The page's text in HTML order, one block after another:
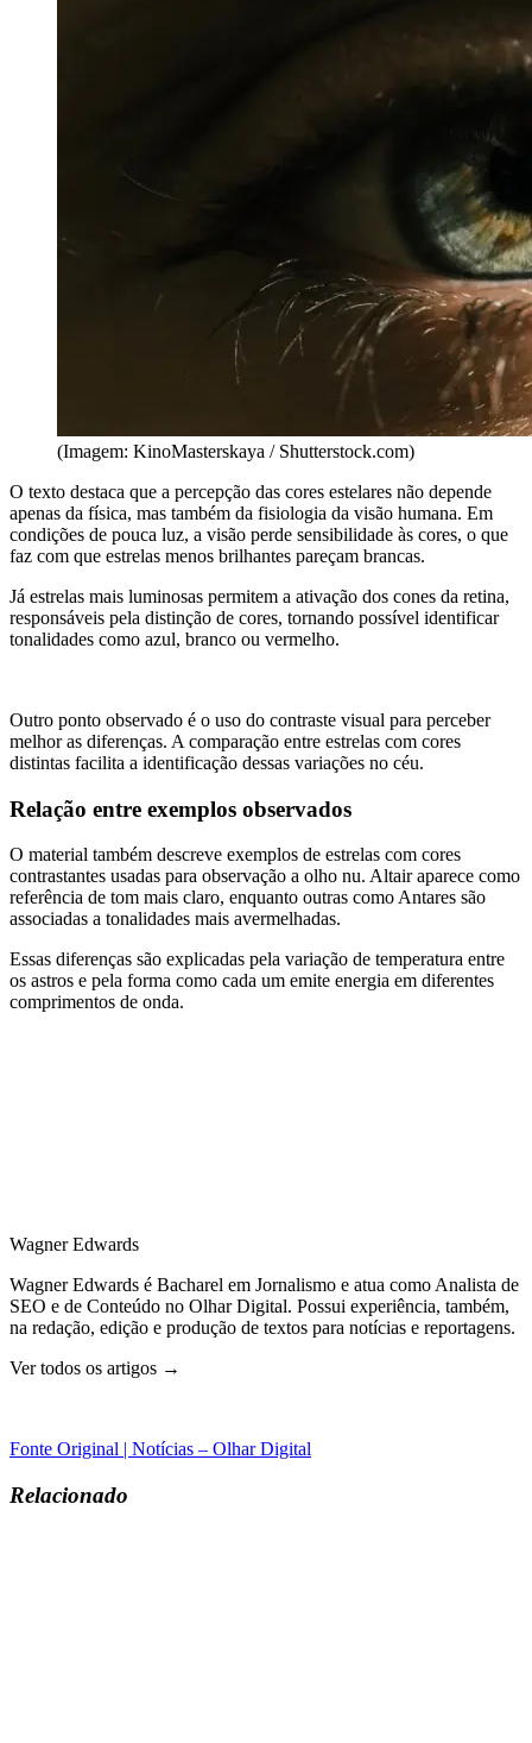
(Imagem: KinoMasterskaya / Shutterstock.com)
O texto destaca que a percepção das cores estelares não depende
apenas da física, mas também da fisiologia da visão humana. Em
condições de pouca luz, a visão perde sensibilidade às cores, o que
faz com que estrelas menos brilhantes pareçam brancas.
Já estrelas mais luminosas permitem a ativação dos cones da retina,
responsáveis pela distinção de cores, tornando possível identificar
tonalidades como azul, branco ou vermelho.
Outro ponto observado é o uso do contraste visual para perceber
melhor as diferenças. A comparação entre estrelas com cores
distintas facilita a identificação dessas variações no céu.
Relação entre exemplos observados
O material também descreve exemplos de estrelas com cores
contrastantes usadas para observação a olho nu. Altair aparece como
referência de tom mais claro, enquanto outras como Antares são
associadas a tonalidades mais avermelhadas.
Essas diferenças são explicadas pela variação de temperatura entre
os astros e pela forma como cada um emite energia em diferentes
comprimentos de onda.
Wagner Edwards
Wagner Edwards é Bacharel em Jornalismo e atua como Analista de
SEO e de Conteúdo no Olhar Digital. Possui experiência, também,
na redação, edição e produção de textos para notícias e reportagens.
Ver todos os artigos →
Fonte Original | Notícias – Olhar Digital
Relacionado